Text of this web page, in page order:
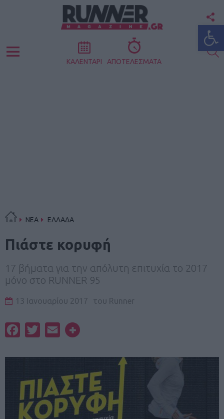
Menu ΚΑΛΕΝΤΑΡΙ ΑΠΟΤΕΛΕΣΜΑΤΑ
ΝΕΑ ΕΛΛΑΔΑ
Πιάστε κορυφή
17 βήματα για την απόλυτη επιτυχία το 2017
μόνο στο RUNNER 95
13 Ιανουαρίου 2017 του Runner
FacebookTwitterEmail